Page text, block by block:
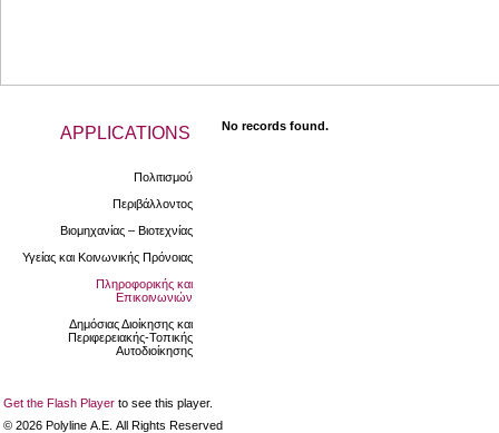
APPLICATIONS
Πολιτισμού
Περιβάλλοντος
Βιομηχανίας – Βιοτεχνίας
Υγείας και Κοινωνικής Πρόνοιας
Πληροφορικής και
Επικοινωνιών
Δημόσιας Διοίκησης και
Περιφερειακής-Τοπικής
Αυτοδιοίκησης
No records found.
Get the Flash Player to see this player.
© 2026 Polyline Α.Ε. All Rights Reserved